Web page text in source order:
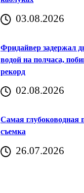
03.08.2026
Фридайвер задержал
водой на полчаса,
рекорд
02.08.2026
Самая глубоководная
съемка
26.07.2026